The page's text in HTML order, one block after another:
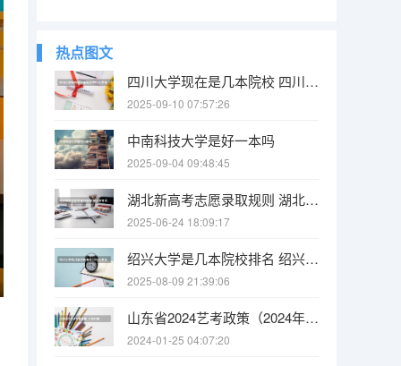
热点图文
四川大学现在是几本院校 四川大学眉山校区是几本
2025-09-10 07:57:26
中南科技大学是好一本吗
2025-09-04 09:48:45
湖北新高考志愿录取规则 湖北高考同分投档排序规则是怎样的?
2025-06-24 18:09:17
绍兴大学是几本院校排名 绍兴大学全国综合排名
2025-08-09 21:39:06
山东省2024艺考政策（2024年艺考生新政策）
2024-01-25 04:07:20